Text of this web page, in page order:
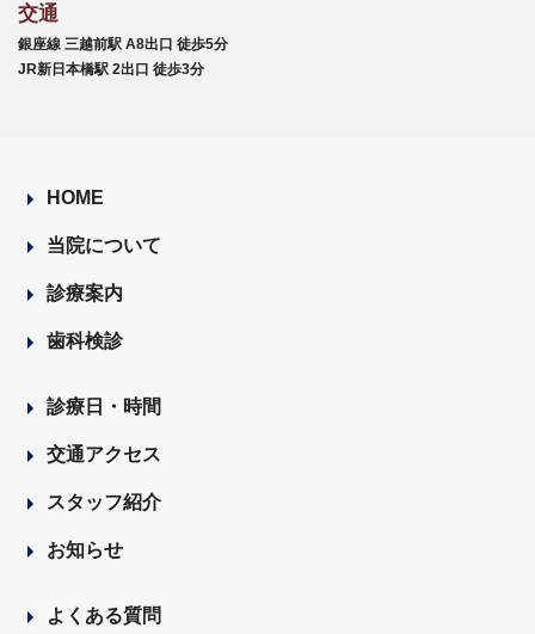
交通
銀座線 三越前駅 A8出口 徒歩5分
JR新日本橋駅 2出口 徒歩3分
HOME
当院について
診療案内
歯科検診
診療日・時間
交通アクセス
スタッフ紹介
お知らせ
よくある質問